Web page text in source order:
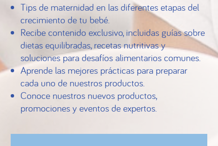
Tips de maternidad en las diferentes etapas del
crecimiento de tu bebé.
Recibe contenido exclusivo, incluidas guías sobre
dietas equilibradas, recetas nutritivas y
soluciones para desafíos alimentarios comunes.
Aprende las mejores prácticas para preparar
cada uno de nuestros productos.
Conoce nuestros nuevos productos,
promociones y eventos de expertos.